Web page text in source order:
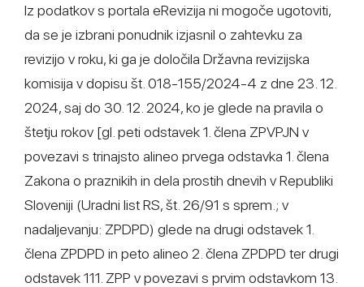
Iz podatkov s portala eRevizija ni mogoče ugotoviti,
da se je izbrani ponudnik izjasnil o zahtevku za
revizijo v roku, ki ga je določila Državna revizijska
komisija v dopisu št. 018-155/2024-4 z dne 23. 12.
2024, saj do 30. 12. 2024, ko je glede na pravila o
štetju rokov [gl. peti odstavek 1. člena ZPVPJN v
povezavi s trinajsto alineo prvega odstavka 1. člena
Zakona o praznikih in dela prostih dnevih v Republiki
Sloveniji (Uradni list RS, št. 26/91 s sprem.; v
nadaljevanju: ZPDPD) glede na drugi odstavek 1.
člena ZPDPD in peto alineo 2. člena ZPDPD ter drugi
odstavek 111. ZPP v povezavi s prvim odstavkom 13.